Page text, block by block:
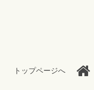
トップページへ